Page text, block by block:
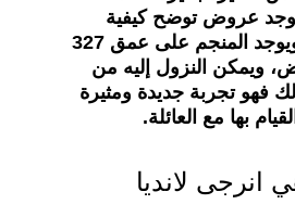
عروض توضح كيفية
ويمكن النزول إليه من
فهو تجربة جديدة ومثيرة
بها مع العائلة.
انرجى لانديا